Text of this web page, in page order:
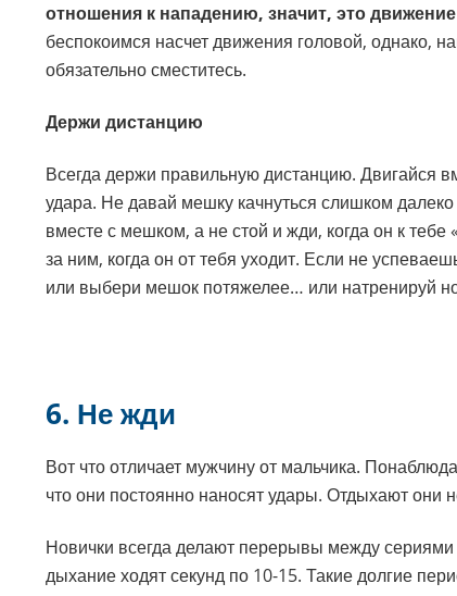
отношения к нападению, значит, это
беспокоимся насчет движения головой, однако,
обязательно сместитесь.
Держи дистанцию
Всегда держи правильную дистанцию. Двигайся
удара. Не давай мешку качнуться слишком
вместе с мешком, а не стой и жди, когда он к тебе
за ним, когда он от тебя уходит. Если не
или выбери мешок потяжелее… или натренируй
6. Не жди
Вот что отличает мужчину от мальчика.
что они постоянно наносят удары. Отдыхают они
Новички всегда делают перерывы между
дыхание ходят секунд по 10-15. Такие долгие